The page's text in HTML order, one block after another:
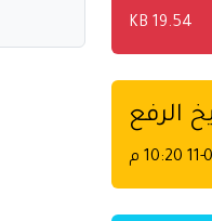
19.54 KB
الرفع
م